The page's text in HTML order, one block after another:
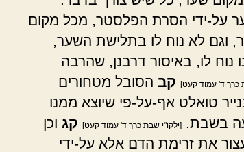
על-ידי הסרת הפלסטר, מכל מקום
וגם לא נוח לו בתלישת השער,
נוח לו, באיסור דרבנן, שהרבה
כרך ד' עמוד קעט] קב הסובל מטחורים
טואלט אף-על-פי שיוצא ממנו
בשבת.
[ילקו"י שבת כרך ד' עמוד קעט] קג וכן
את זרימת הדם אלא על-ידי